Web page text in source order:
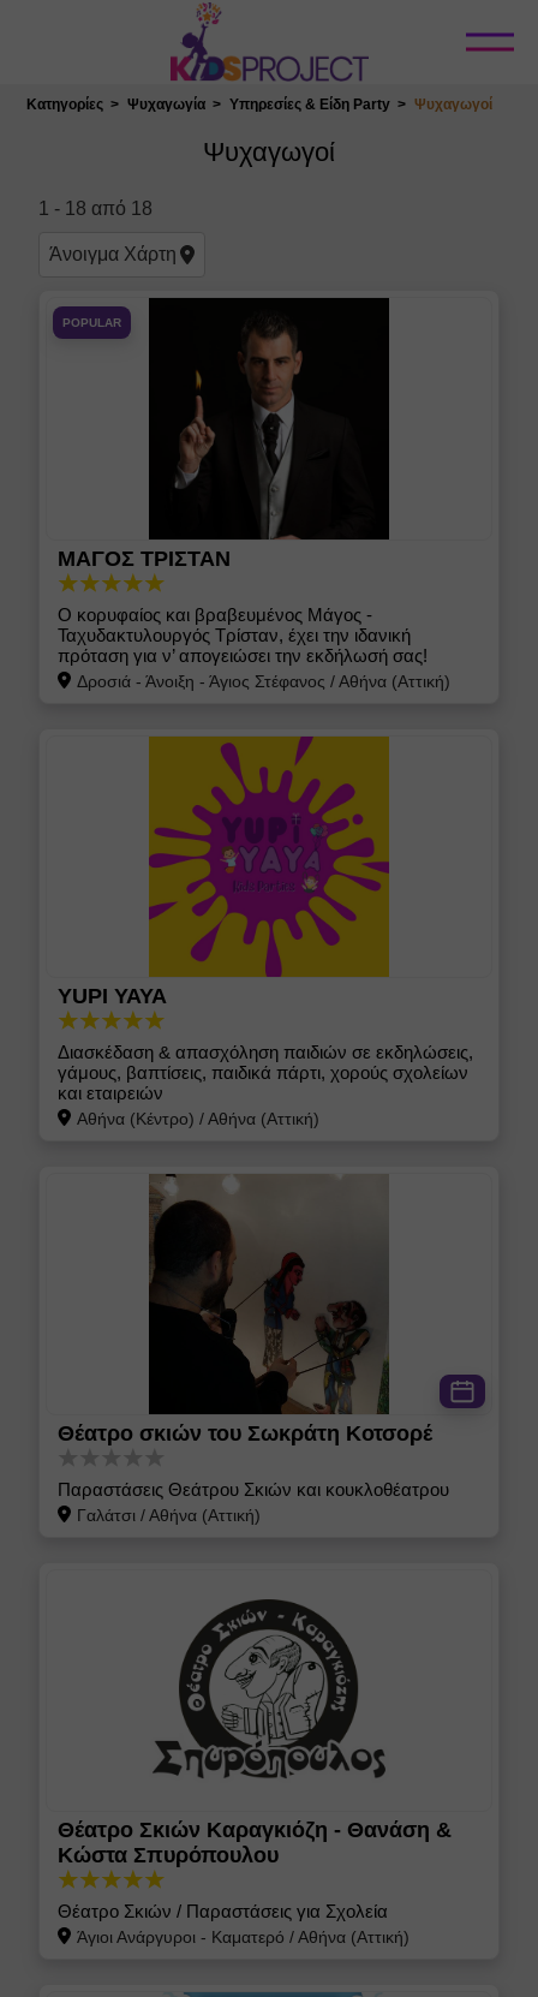
Κλείσιμο
Ανιματέρ
Κουκλοθέατρο
Θέατρο Σκιών
Εμψυχωτές
Μάγοι - Ταχυδακτυλουργοί
Bubble Show - Θέαμα με
Αφήγηση Παραμυθιού
Disco party
Ξυλοπόδαροι
Θεατρικό Παιχνίδι
Ακύρωση Φίλτρων
Κατηγορίες Ψυχαγωγία Υπηρεσίες & Είδη Party Ψυχαγωγοί
Ψυχαγωγοί
1 - 18 από 18
Άνοιγμα Χάρτη
POPULAR
ΜΑΓΟΣ ΤΡΙΣΤΑΝ
Ο κορυφαίος και βραβευμένος Μάγος -
Ταχυδακτυλουργός Τρίσταν, έχει την ιδανική
πρόταση για ν’ απογειώσει την εκδήλωσή σας!
Δροσιά - Άνοιξη - Άγιος Στέφανος /Αθήνα (Αττική)
YUPI YAYA
Διασκέδαση & απασχόληση παιδιών σε εκδηλώσεις,
γάμους, βαπτίσεις, παιδικά πάρτι, χορούς σχολείων
και εταιρειών
Αθήνα (Κέντρο) /Αθήνα (Αττική)
Θέατρο σκιών του Σωκράτη Κοτσορέ
Παραστάσεις Θεάτρου Σκιών και κουκλοθέατρου
Γαλάτσι/Αθήνα (Αττική)
Θέατρο Σκιών Καραγκιόζη - Θανάση &
Κώστα Σπυρόπουλου
Θέατρο Σκιών / Παραστάσεις για Σχολεία
Άγιοι Ανάργυροι - Καματερό /Αθήνα (Αττική)